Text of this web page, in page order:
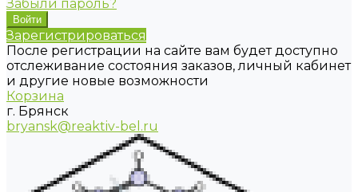
Забыли пароль?
Зарегистрироваться
После регистрации на сайте вам будет доступно
отслеживание состояния заказов, личный кабинет
и другие новые возможности
Корзина
г. Брянск
bryansk@reaktiv-bel.ru